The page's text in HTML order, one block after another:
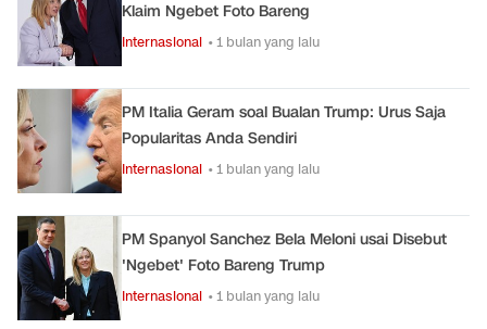
Klaim Ngebet Foto Bareng
Internasional • 1 bulan yang lalu
PM Italia Geram soal Bualan Trump: Urus Saja
Popularitas Anda Sendiri
Internasional • 1 bulan yang lalu
PM Spanyol Sanchez Bela Meloni usai Disebut
'Ngebet' Foto Bareng Trump
Internasional • 1 bulan yang lalu